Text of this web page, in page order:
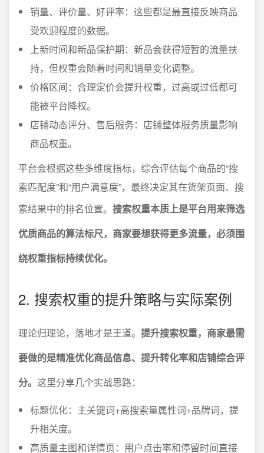
销量、评价量、好评率：这些都是最直接反映商品
受欢迎程度的数据。
上新时间和新品保护期：新品会获得短暂的流量扶
持，但权重会随着时间和销量变化调整。
价格区间：合理定价会提升权重，过高或过低都可
能被平台降权。
店铺动态评分、售后服务：店铺整体服务质量影响
商品权重。
平台会根据这些多维度指标，综合评估每个商品的“搜
索匹配度”和“用户满意度”，最终决定其在货架页面、搜
索结果中的排名位置。 搜索权重本质上是平台用来筛选
优质商品的算法标尺，商家要想获得更多流量，必须围
绕权重指标持续优化。
2. 搜索权重的提升策略与实际案例
理论归理论，落地才是王道。 提升搜索权重，商家最需
要做的是精准优化商品信息、提升转化率和店铺综合评
分。 这里分享几个实战思路：
标题优化：主关键词+高搜索量属性词+品牌词，提
升相关度。
高质量主图和详情页：用户点击率和停留时间直接